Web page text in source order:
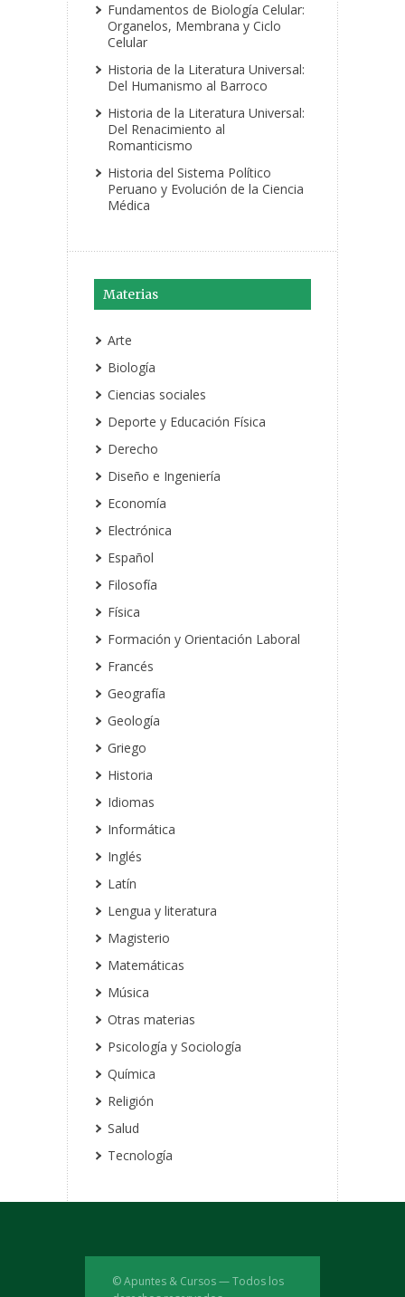
Fundamentos de Biología Celular:
Organelos, Membrana y Ciclo
Celular
Historia de la Literatura Universal:
Del Humanismo al Barroco
Historia de la Literatura Universal:
Del Renacimiento al
Romanticismo
Historia del Sistema Político
Peruano y Evolución de la Ciencia
Médica
Materias
Arte
Biología
Ciencias sociales
Deporte y Educación Física
Derecho
Diseño e Ingeniería
Economía
Electrónica
Español
Filosofía
Física
Formación y Orientación Laboral
Francés
Geografía
Geología
Griego
Historia
Idiomas
Informática
Inglés
Latín
Lengua y literatura
Magisterio
Matemáticas
Música
Otras materias
Psicología y Sociología
Química
Religión
Salud
Tecnología
© Apuntes & Cursos — Todos los